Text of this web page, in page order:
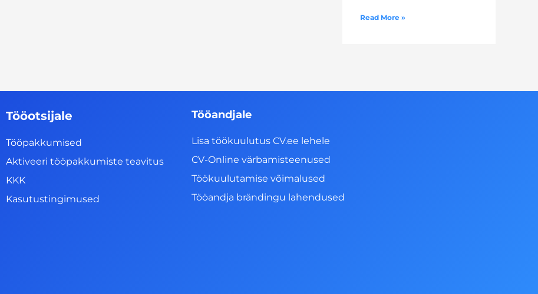
Read More »
Tööotsijale
Tööpakkumised
Aktiveeri tööpakkumiste teavitus
KKK
Kasutustingimused
Tööandjale
Lisa töökuulutus CV.ee lehele
CV-Online värbamisteenused
Töökuulutamise võimalused
Tööandja brändingu lahendused